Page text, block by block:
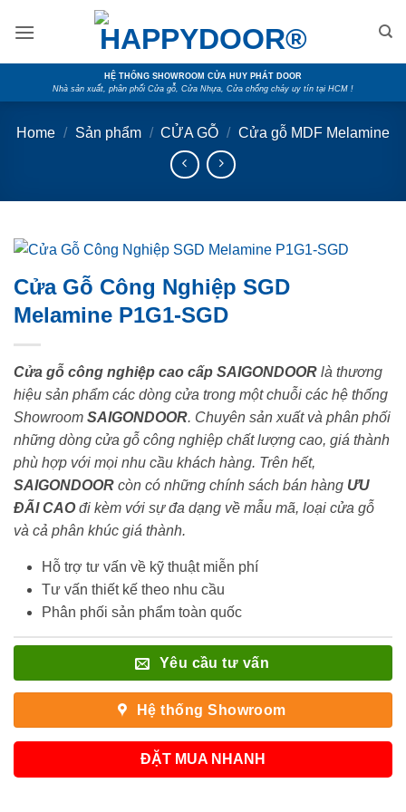
HỆ THỐNG SHOWROOM CỬA HUY PHÁT DOOR
Nhà sản xuất, phân phối Cửa gỗ, Cửa Nhựa, Cửa chống cháy uy tín tại HCM !
Home / Sản phẩm / CỬA GỖ / Cửa gỗ MDF Melamine
Cửa Gỗ Công Nghiệp SGD
Melamine P1G1-SGD
Cửa gỗ công nghiệp cao cấp SAIGONDOOR là thương
hiệu sản phẩm các dòng cửa trong một chuỗi các hệ thống
Showroom SAIGONDOOR. Chuyên sản xuất và phân phối
những dòng cửa gỗ công nghiệp chất lượng cao, giá thành
phù hợp với mọi nhu cầu khách hàng. Trên hết,
SAIGONDOOR còn có những chính sách bán hàng ƯU
ĐÃI CAOđi kèm với sự đa dạng về mẫu mã, loại cửa gỗ
và cả phân khúc giá thành.
Hỗ trợ tư vấn về kỹ thuật miễn phí
Tư vấn thiết kế theo nhu cầu
Phân phối sản phẩm toàn quốc
Yêu cầu tư vấn
Hệ thống Showroom
ĐẶT MUA NHANH